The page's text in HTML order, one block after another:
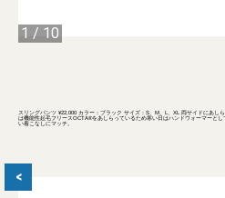
1 / 10
スリングパンツ ¥22,000 カラー：ブラック サイズ：S、M、L、XL 両サイドにあし
は機能性起毛フリースOCTA®をあしらっているため寒い日はハンドウォーマーと
い着こなしにマッチ。
<